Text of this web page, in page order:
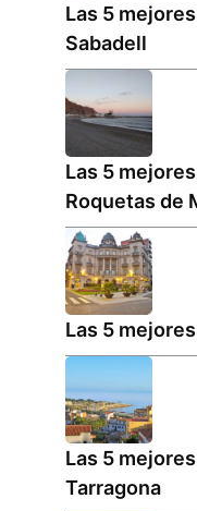
Las 5
Sabadell
Las 5
Roquetas de
Las 5
Las 5
Tarragona